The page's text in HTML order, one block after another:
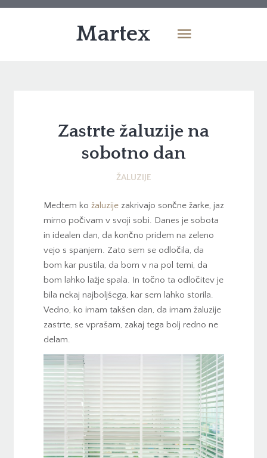
Martex
Zastrte žaluzije na
sobotno dan
ŽALUZIJE
Medtem ko žaluzijezakrivajo sončne žarke, jaz
mirno počivam v svoji sobi. Danes je sobota
in idealen dan, da končno pridem na zeleno
vejo s spanjem. Zato sem se odločila, da
bom kar pustila, da bom v na pol temi, da
bom lahko lažje spala. In točno ta odločitev je
bila nekaj najboljšega, kar sem lahko storila.
Vedno, ko imam takšen dan, da imam žaluzije
zastrte, se vprašam, zakaj tega bolj redno ne
delam.